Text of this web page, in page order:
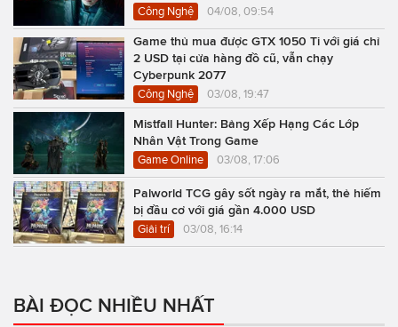
Công Nghệ 04/08, 09:54
Game thủ mua được GTX 1050 Ti với giá chỉ
2 USD tại cửa hàng đồ cũ, vẫn chạy
Cyberpunk 2077
Công Nghệ 03/08, 19:47
Mistfall Hunter: Bảng Xếp Hạng Các Lớp
Nhân Vật Trong Game
Game Online 03/08, 17:06
Palworld TCG gây sốt ngày ra mắt, thẻ hiếm
bị đầu cơ với giá gần 4.000 USD
Giải trí 03/08, 16:14
BÀI ĐỌC NHIỀU NHẤT